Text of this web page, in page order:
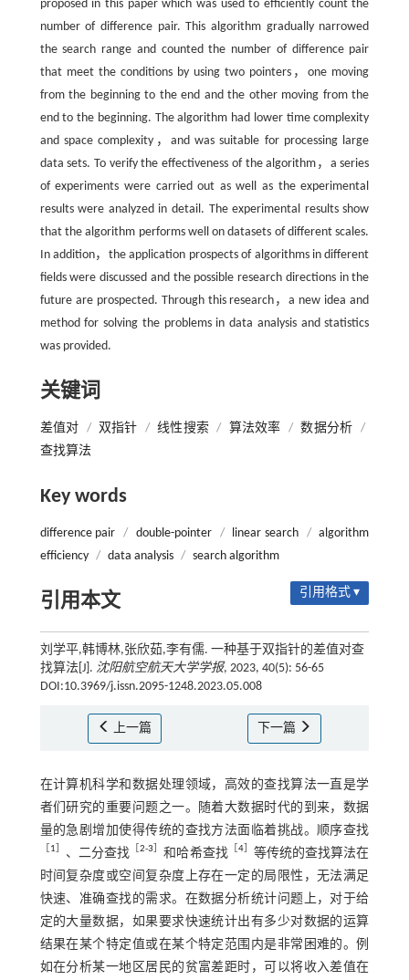
proposed in this paper which was used to efficiently count the
number of difference pair. This algorithm gradually narrowed
the search range and counted the number of difference pair
that meet the conditions by using two pointers，one moving
from the beginning to the end and the other moving from the
end to the beginning. The algorithm had lower time complexity
and space complexity，and was suitable for processing large
data sets. To verify the effectiveness of the algorithm，a series
of experiments were carried out as well as the experimental
results were analyzed in detail. The experimental results show
that the algorithm performs well on datasets of different scales.
In addition，the application prospects of algorithms in different
fields were discussed and the possible research directions in the
future are prospected. Through this research，a new idea and
method for solving the problems in data analysis and statistics
was provided.
关键词
差值对 / 双指针 / 线性搜索 / 算法效率 / 数据分析 /
查找算法
Key words
difference pair / double-pointer / linear search / algorithm
efficiency / data analysis / search algorithm
引用本文 引用格式 ▾
刘学平,韩博林,张欣茹,李有儒. 一种基于双指针的差值对查
找算法[J]. 沈阳航空航天大学学报, 2023, 40(5): 56-65
DOI:10.3969/j.issn.2095-1248.2023.05.008
上一篇 下一篇
在计算机科学和数据处理领域，高效的查找算法一直是学
者们研究的重要问题之一。随着大数据时代的到来，数据
量的急剧增加使得传统的查找方法面临着挑战。顺序查找
［1］ 、二分查找 ［2-3］和哈希查找 ［4］ 等传统的查找算法在
时间复杂度或空间复杂度上存在一定的局限性，无法满足
快速、准确查找的需求。在数据分析统计问题上，对于给
定的大量数据，如果要求快速统计出有多少对数据的运算
结果在某个特定值或在某个特定范围内是非常困难的。例
如在分析某一地区居民的贫富差距时，可以将收入差值在